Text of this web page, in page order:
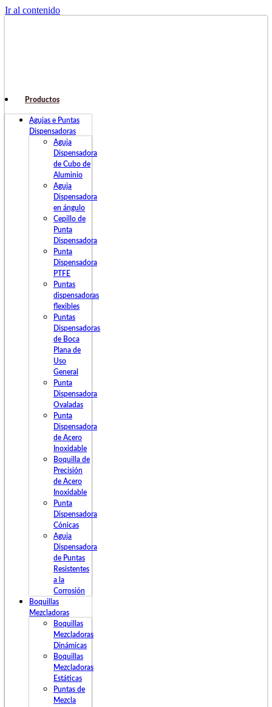
Ir al contenido
Productos
Agujas e Puntas
Dispensadoras
Aguja
Dispensadora
de Cubo de
Aluminio
Aguja
Dispensadora
en ángulo
Cepillo de
Punta
Dispensadora
Punta
Dispensadora
PTFE
Puntas
dispensadoras
flexibles
Puntas
Dispensadoras
de Boca
Plana de
Uso
General
Punta
Dispensadora
Ovaladas
Punta
Dispensadora
de Acero
Inoxidable
Boquilla de
Precisión
de Acero
Inoxidable
Punta
Dispensadora
Cónicas
Aguja
Dispensadora
de Puntas
Resistentes
a la
Corrosión
Boquillas
Mezcladoras
Boquillas
Mezcladoras
Dinámicas
Boquillas
Mezcladoras
Estáticas
Puntas de
Mezcla